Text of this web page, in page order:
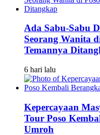
Ada Sabu-Sabu
Seorang Wanita
Temannya
6 hari lalu
Kepercayaan
Tour Poso
Umroh